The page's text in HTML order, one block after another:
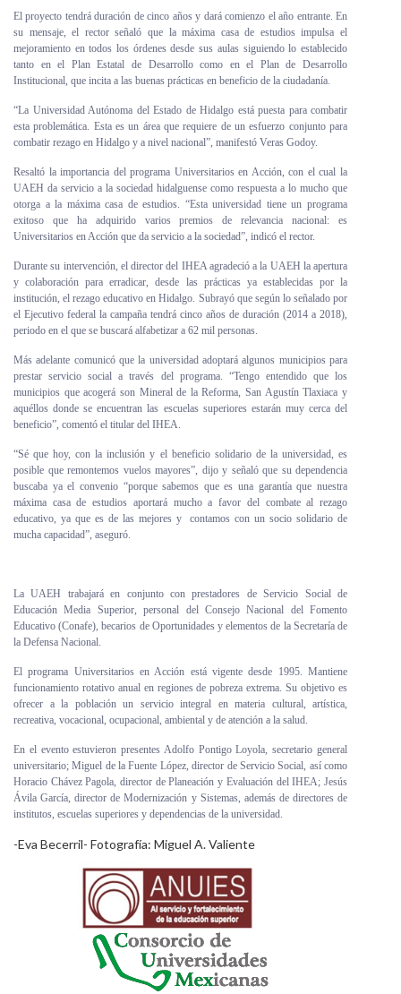
El proyecto tendrá duración de cinco años y dará comienzo el año entrante. En
su mensaje, el rector señaló que la máxima casa de estudios impulsa el
mejoramiento en todos los órdenes desde sus aulas siguiendo lo establecido
tanto en el Plan Estatal de Desarrollo como en el Plan de Desarrollo
Institucional, que incita a las buenas prácticas en beneficio de la ciudadanía.
“La Universidad Autónoma del Estado de Hidalgo está puesta para combatir
esta problemática. Esta es un área que requiere de un esfuerzo conjunto para
combatir rezago en Hidalgo y a nivel nacional”, manifestó Veras Godoy.
Resaltó la importancia del programa Universitarios en Acción, con el cual la
UAEH da servicio a la sociedad hidalguense como respuesta a lo mucho que
otorga a la máxima casa de estudios. “Esta universidad tiene un programa
exitoso que ha adquirido varios premios de relevancia nacional: es
Universitarios en Acción que da servicio a la sociedad”, indicó el rector.
Durante su intervención, el director del IHEA agradeció a la UAEH la apertura
y colaboración para erradicar, desde las prácticas ya establecidas por la
institución, el rezago educativo en Hidalgo. Subrayó que según lo señalado por
el Ejecutivo federal la campaña tendrá cinco años de duración (2014 a 2018),
periodo en el que se buscará alfabetizar a 62 mil personas.
Más adelante comunicó que la universidad adoptará algunos municipios para
prestar servicio social a través del programa. “Tengo entendido que los
municipios que acogerá son Mineral de la Reforma, San Agustín Tlaxiaca y
aquéllos donde se encuentran las escuelas superiores estarán muy cerca del
beneficio”, comentó el titular del IHEA.
“Sé que hoy, con la inclusión y el beneficio solidario de la universidad, es
posible que remontemos vuelos mayores”, dijo y señaló que su dependencia
buscaba ya el convenio “porque sabemos que es una garantía que nuestra
máxima casa de estudios aportará mucho a favor del combate al rezago
educativo, ya que es de las mejores y contamos con un socio solidario de
mucha capacidad”, aseguró.
La UAEH trabajará en conjunto con prestadores de Servicio Social de
Educación Media Superior, personal del Consejo Nacional del Fomento
Educativo (Conafe), becarios de Oportunidades y elementos de la Secretaría de
la Defensa Nacional.
El programa Universitarios en Acción está vigente desde 1995. Mantiene
funcionamiento rotativo anual en regiones de pobreza extrema. Su objetivo es
ofrecer a la población un servicio integral en materia cultural, artística,
recreativa, vocacional, ocupacional, ambiental y de atención a la salud.
En el evento estuvieron presentes Adolfo Pontigo Loyola, secretario general
universitario; Miguel de la Fuente López, director de Servicio Social, así como
Horacio Chávez Pagola, director de Planeación y Evaluación del IHEA; Jesús
Ávila García, director de Modernización y Sistemas, además de directores de
institutos, escuelas superiores y dependencias de la universidad.
-Eva Becerril- Fotografía: Miguel A. Valiente